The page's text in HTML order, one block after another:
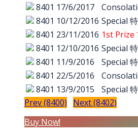
8401 17/6/2017
8401 10/12/2016 Special
8401 23/11/2016 1st Prize
8401 12/10/2016 Special
8401 11/9/2016
Special
8401 22/5/2016
8401 13/9/2015
Special
Prev (8400)
Next (8402)
Buy Now!